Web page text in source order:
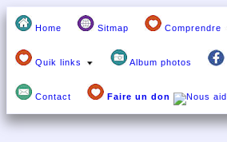
Home Sitmap Comprendre
Quik links Album photos
Contact Faire un don